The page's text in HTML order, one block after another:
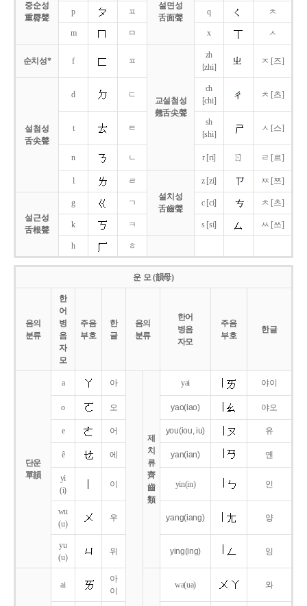
중순성
重脣聲
설면성
舌面聲
p ㅍ q ㅊ
m ㅁ x ㅅ
순치성* f ㅍ
교설첨성
翹舌尖聲
zh
[zhi]
ㅈ [즈]
설첨성
舌尖聲
d ㄷ
ch
[chi]
ㅊ [츠]
t ㅌ
sh
[shi]
ㅅ [스]
n ㄴ r [ri] ㄖ ㄹ [르]
l
ㄹ
설치성
舌齒聲
z [zi] ㅉ [쯔]
설근성
舌根聲
g ㄱ c [ci] ㅊ [츠]
k ㅋ s [si] ㅆ [쓰]
h ㅎ
운 모 (韻母)
음의
분류
한
어
병
음
자
모
주음
부호
한
글
음의
분류
한어
병음
자모
주음
부호
한글
단운
單韻
a 아
제
치
류
齊
齒
類
yai 야이
o 오 yao(iao) 야오
e 어 you(iou,iu) 유
ê 에 yan(ian) 옌
yi
(i)
이 yin(in) 인
wu
(u)
우 yang(iang) 양
yu
(u)
위 ying(ing) 잉
ai
아
이
wa(ua) 와